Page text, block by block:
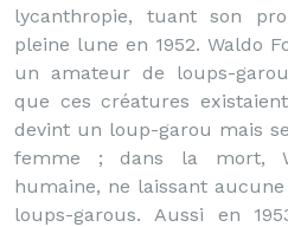
lycanthropie, tuant son
pleine lune en 1952. Waldo
un amateur de loups-
que ces créatures
devint un loup-garou mais
femme ; dans la mort,
humaine, ne laissant
loups-garous. Aussi en